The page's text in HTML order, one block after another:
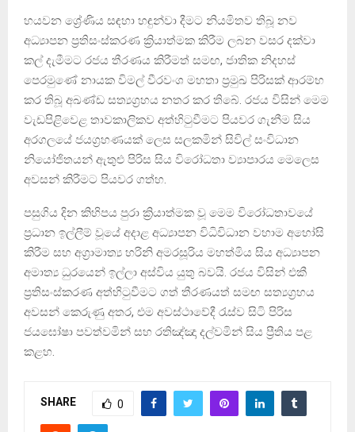
හයවන ශ්‍රේණිය සඳහා හඳුන්වා දීමට නියමිතව තිබූ නව
අධ්‍යාපන ප්‍රතිසංස්කරණ ක්‍රියාත්මක කිරීම ලබන වසර දක්වා
කල් දැමීමට රජය තීරණය කිරීමත් සමඟ, ජාතික නිදහස්
පෙරමුණේ නායක විමල් වීරවංශ මහතා ප්‍රමුඛ පිරිසක් ආරම්භ
කර තිබූ අඛණ්ඩ සත්‍යග්‍රහය නතර කර තිබේ. රජය විසින් මෙම
වැඩපිළිවෙළ තාවකාලිකව අත්හිටුවීමට පියවර ගැනීම සිය
අරගලයේ ජයග්‍රහණයක් ලෙස සලකමින් සිවිල් සංවිධාන
නියෝජිතයන් ඇතුළු පිරිස සිය විරෝධතා ව්‍යාපාරය මෙලෙස
අවසන් කිරීමට පියවර ගත්හ.
පසුගිය දින කිහිපය පුරා ක්‍රියාත්මක වූ මෙම විරෝධතාවයේ
ප්‍රධාන ඉල්ලීම් වූයේ අදාළ අධ්‍යාපන විධිවිධාන වහාම අහෝසි
කිරීම සහ අග්‍රාමාත්‍ය හරිනි අමරසූරිය මහත්මිය සිය අධ්‍යාපන
අමාත්‍ය ධුරයෙන් ඉල්ලා අස්විය යුතු බවයි. රජය විසින් එකී
ප්‍රතිසංස්කරණ අත්හිටුවීමට ගත් තීරණයත් සමඟ සත්‍යග්‍රහය
අවසන් කෙරුණු අතර, එම අවස්ථාවේදී රැස්ව සිටි පිරිස
ජයඝෝෂා පවත්වමින් සහ රතිඤ්ඤා දල්වමින් සිය ප්‍රීතිය පළ
කළහ.
SHARE 0